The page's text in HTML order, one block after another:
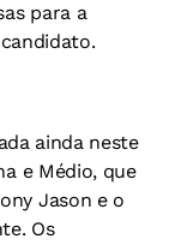
para a
ainda neste
e Médio, que
Jason e o
Os